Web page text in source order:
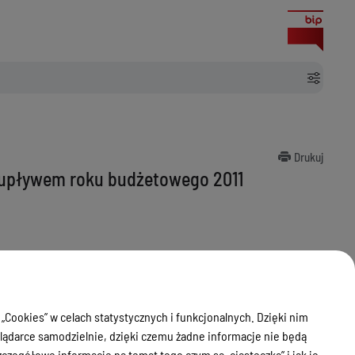
Drukuj
roku budżetowego 2011
w celach statystycznych i funkcjonalnych. Dzięki nim
samodzielnie, dzięki czemu żadne informacje nie będą